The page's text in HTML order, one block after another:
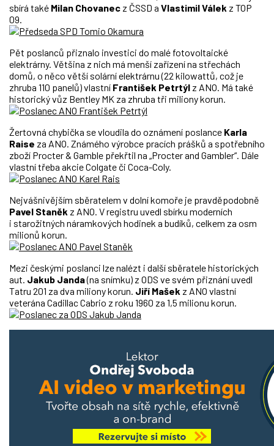
sbírá také Milan Chovanec z ČSSD a Vlastimil Válek z TOP
09.
Pět poslanců přiznalo investici do malé fotovoltaické
elektrárny. Většina z nich má menší zařízení na střechách
domů, o něco větší solární elektrárnu (22 kilowattů, což je
zhruba 110 panelů) vlastní František Petrtýl z ANO. Má také
historický vůz Bentley MK za zhruba tři miliony korun.
Žertovná chybička se vloudila do oznámení poslance Karla
Raise za ANO. Známého výrobce pracích prášků a spotřebního
zboží Procter & Gamble překřtil na „Procter and Gambler“. Dále
vlastní třeba akcie Colgate či Coca-Coly.
Nejvášnivějším sběratelem v dolní komoře je pravděpodobně
Pavel Staněk z ANO. V registru uvedl sbírku moderních
i starožitných náramkových hodinek a budíků, celkem za osm
milionů korun.
Mezi českými poslanci lze nalézt i další sběratele historických
aut. Jakub Janda(na snímku) z ODS ve svém přiznání uvedl
Tatru 201 za dva miliony korun. Jiří Mašek z ANO vlastní
veterána Cadillac Cabrio z roku 1960 za 1,5 milionu korun.